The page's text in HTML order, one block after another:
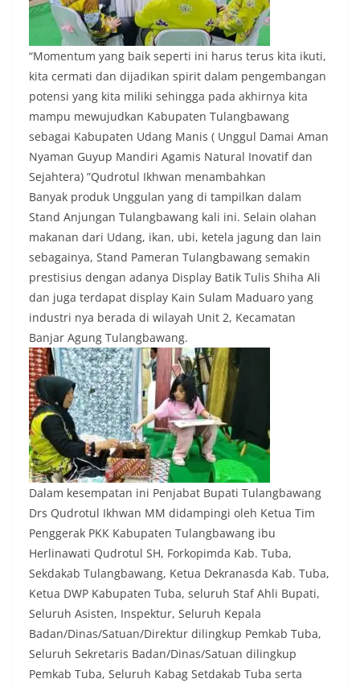
“Momentum yang baik seperti ini harus terus kita ikuti,
kita cermati dan dijadikan spirit dalam pengembangan
potensi yang kita miliki sehingga pada akhirnya kita
mampu mewujudkan Kabupaten Tulangbawang
sebagai Kabupaten Udang Manis ( Unggul Damai Aman
Nyaman Guyup Mandiri Agamis Natural Inovatif dan
Sejahtera) ”Qudrotul Ikhwan menambahkan
Banyak produk Unggulan yang di tampilkan dalam
Stand Anjungan Tulangbawang kali ini. Selain olahan
makanan dari Udang, ikan, ubi, ketela jagung dan lain
sebagainya, Stand Pameran Tulangbawang semakin
prestisius dengan adanya Display Batik Tulis Shiha Ali
dan juga terdapat display Kain Sulam Maduaro yang
industri nya berada di wilayah Unit 2, Kecamatan
Banjar Agung Tulangbawang.
Dalam kesempatan ini Penjabat Bupati Tulangbawang
Drs Qudrotul Ikhwan MM didampingi oleh Ketua Tim
Penggerak PKK Kabupaten Tulangbawang ibu
Herlinawati Qudrotul SH, Forkopimda Kab. Tuba,
Sekdakab Tulangbawang, Ketua Dekranasda Kab. Tuba,
Ketua DWP Kabupaten Tuba, seluruh Staf Ahli Bupati,
Seluruh Asisten, Inspektur, Seluruh Kepala
Badan/Dinas/Satuan/Direktur dilingkup Pemkab Tuba,
Seluruh Sekretaris Badan/Dinas/Satuan dilingkup
Pemkab Tuba, Seluruh Kabag Setdakab Tuba serta